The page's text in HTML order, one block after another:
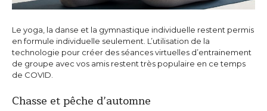
Le yoga, la danse et la gymnastique individuelle restent permis
en formule individuelle seulement. L’utilisation de la
technologie pour créer des séances virtuelles d’entrainement
de groupe avec vos amis restent très populaire en ce temps
de COVID.
Chasse et pêche d’automne